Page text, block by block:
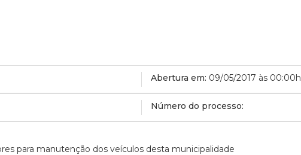
Abertura em: 09/05/2017 às 00:00h
Número do processo:
para manutenção dos veículos desta municipalidade